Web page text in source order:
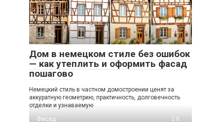
Фасад 0
Дом в немецком стиле без ошибок
— как утеплить и оформить фасад
пошагово
Немецкий стиль в частном домостроении ценят за
аккуратную геометрию, практичность, долговечность
отделки и узнаваемую
Фасад
0